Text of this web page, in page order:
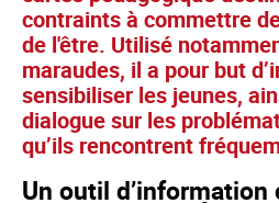
contraints à commettre
de l'être. Utilisé
maraudes, il a pour but
sensibiliser les jeunes,
dialogue sur les
qu’ils rencontrent
Un outil